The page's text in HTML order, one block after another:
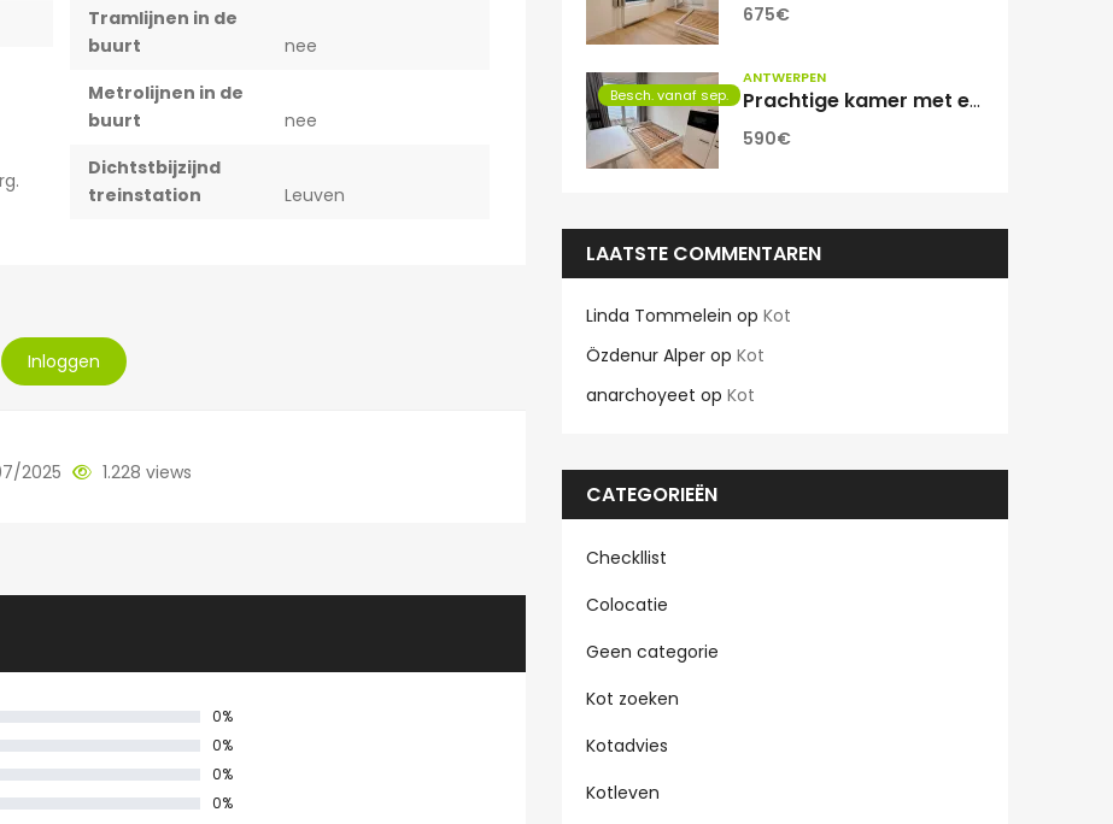
Tramlijnen in de
buurt
nee
Metrolijnen in de
buurt
nee
Dichtstbijzijnd
treinstation
Leuven
Inloggen
2025 1.228 views
0%
0%
0%
0%
675€
Besch. vanaf sep.
ANTWERPEN
Prachtige kamer met eigen sanitair!
590€
LAATSTE COMMENTAREN
Linda Tommelein op Kot
Özdenur Alper op Kot
anarchoyeet op Kot
CATEGORIEËN
Checkllist
Colocatie
Geen categorie
Kot zoeken
Kotadvies
Kotleven